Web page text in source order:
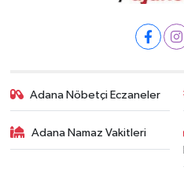
Adana Nöbetçi Eczaneler
Adana Namaz Vakitleri